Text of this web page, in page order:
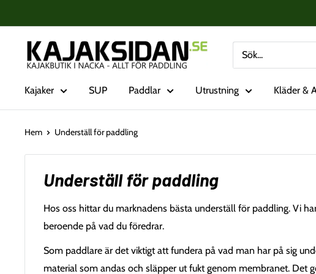
till
innehållKajaksidan
Kajaker SUP Paddlar Utrustning Kläder &
Hem Underställ för paddling
Underställ för paddling
Hos oss hittar du marknadens bästa underställ för paddling. Vi
beroende på vad du föredrar.
Som paddlare är det viktigt att fundera på vad man har på sig
material som andas och släpper ut fukt genom membranet. Det